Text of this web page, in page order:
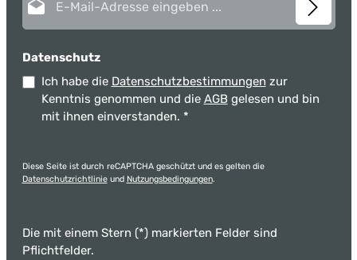
Datenschutz
Ich habe die Datenschutzbestimmungen zur
Kenntnis genommen und die AGB gelesen und bin
mit ihnen einverstanden. *
Diese Seite ist durch reCAPTCHA geschützt und es gelten die
Datenschutzrichtlinieund Nutzungsbedingungen.
Die mit einem Stern (*) markierten Felder sind
Pflichtfelder.